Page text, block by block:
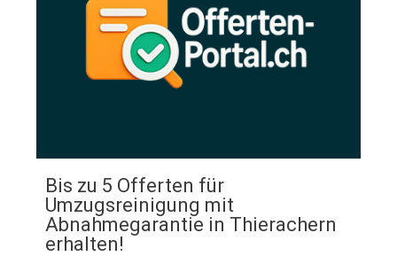
Bis zu 5 Offerten für
Umzugsreinigung mit
Abnahmegarantie in Thierachern
erhalten!